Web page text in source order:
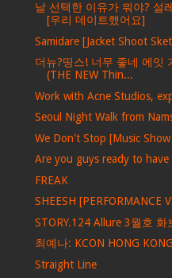
날 선택한 이유가 뭐야? 설
[우리 데이트했어요]
Samidare [Jacket Shoot
더뉴?띵스! 너무 좋네 에잇
(THE NEW Thin...
Work with Acne Studios,
Seoul Night Walk from
We Don't Stop [Music
Are you guys ready to
FREAK
SHEESH [PERFORMANCE
STORY.124 Allure 3월호
최예나: KCON HONG
Straight Line